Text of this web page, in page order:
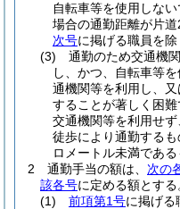
自転車等を使用しな
場合の通勤距離が片
次号に掲げる職員を除
(3)
通勤のため交通機
し、かつ、自転車等
通機関等を利用し、
することが著しく困難
交通機関等を利用せ
徒歩により通勤する
ロメートル未満であ
2
通勤手当の額は、 次の
該各号に定める額とする
(1)
前項第1号に掲げ